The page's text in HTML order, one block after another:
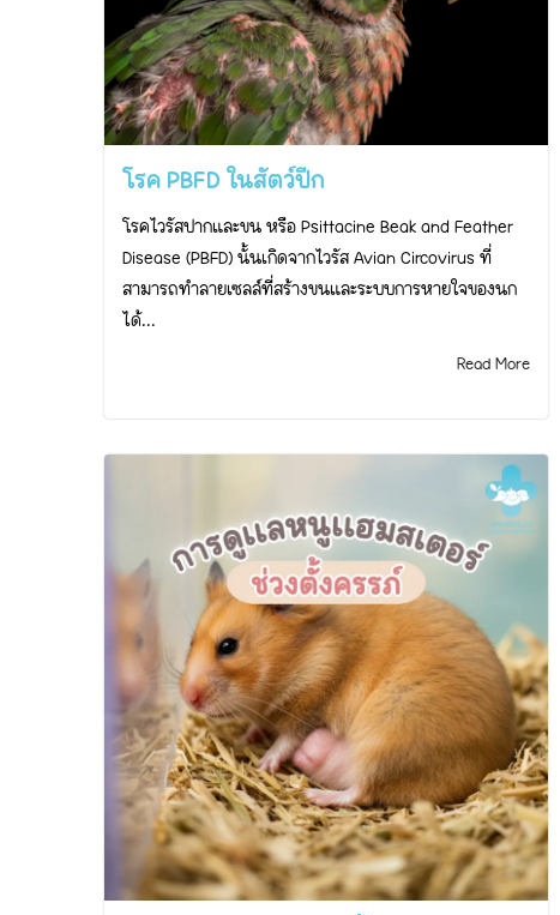
โรค PBFD ในสัตว์ปีก
โรคไวรัสปากและขน หรือ Psittacine Beak and Feather
Disease (PBFD) นั้นเกิดจากไวรัส Avian Circovirus ที่
สามารถทำลายเซลล์ที่สร้างขนและระบบการหายใจของนก
ได้...
Read More